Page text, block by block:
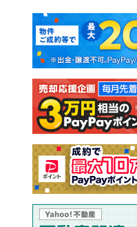
新築マンション
新築一戸建て
注文住宅
売却査定
マンションカタログ